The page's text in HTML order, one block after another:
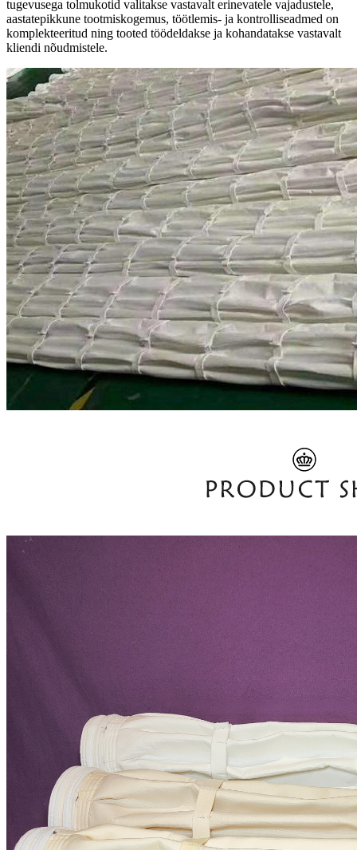
tugevusega tolmukotid valitakse vastavalt erinevatele vajadustele,
aastatepikkune tootmiskogemus, töötlemis- ja kontrolliseadmed on
komplekteeritud ning tooted töödeldakse ja kohandatakse vastavalt
kliendi nõudmistele.